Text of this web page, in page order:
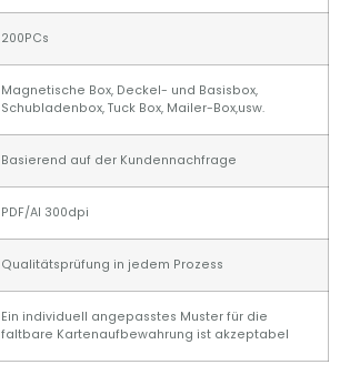
200PCs
Magnetische Box, Deckel- und Basisbox,
Schubladenbox, Tuck Box, Mailer-Box,usw.
Basierend auf der Kundennachfrage
PDF/AI 300dpi
Qualitätsprüfung in jedem Prozess
Ein individuell angepasstes Muster für die
faltbare Kartenaufbewahrung ist akzeptabel